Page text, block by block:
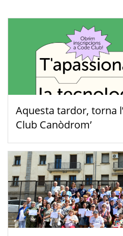
Aquesta tardor, torna
Club Canòdrom’